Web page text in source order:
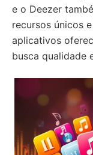
e o Deezer
recursos únicos
aplicativos
busca qualidade